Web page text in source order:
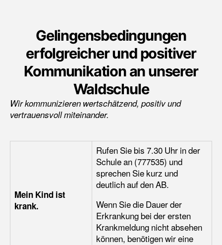
Gelingensbedingungen
erfolgreicher und positiver
Kommunikation an unserer
Waldschule
Wir kommunizieren wertschätzend, positiv und
vertrauensvoll miteinander.
Mein Kind ist
krank.
Rufen Sie bis 7.30 Uhr in der
Schule an (777535) und
sprechen Sie kurz und
deutlich auf den AB.
Wenn Sie die Dauer der
Erkrankung bei der ersten
Krankmeldung nicht absehen
können, benötigen wir eine